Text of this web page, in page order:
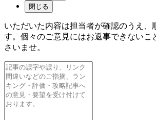
閉じる
いただいた内容は担当者が確認のうえ、
す。個々のご意見にはお返事できないこ
さいませ。